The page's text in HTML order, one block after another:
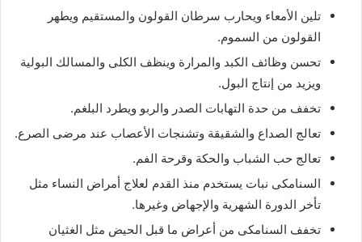
تلين الأمعاء ويحارب سرطان القولون والمستقيم ويطهر
القولون من السموم.
تحسن وظائف الكبد والمرارة وينظف الكلى والمسالك البولية
ويزيد من إنتاج البول.
تخفف من حدة التهابات الصدر والربو ويطرد البلغم.
تعالج الصداع والشقيقة وتشنجات الأعصاب عند مرضى الصرع.
تعالج حب الشباب والحكة وقرحة الفم.
السنامكى نبات يستخدم منذ القدم لعلاج أمراض النساء مثل
تأخر الدورة الشهرية والإجهاض وغيرها.
تخفف السنامكى من أعراض ما قبل الحيض مثل الغثيان